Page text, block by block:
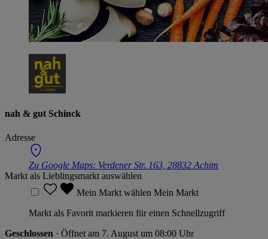
nah & gut Schinck
Adresse
Zu Google Maps: Verdener Str. 163, 28832 Achim
Markt als Lieblingsmarkt auswählen
Mein Markt wählen Mein Markt
Markt als Favorit markieren für einen Schnellzugriff
Geschlossen · Öffnet am 7. August um 08:00 Uhr